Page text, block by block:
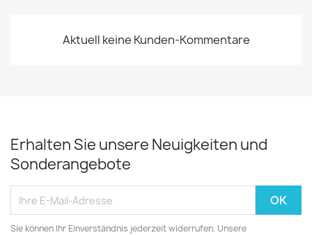
Aktuell keine Kunden-Kommentare
Erhalten Sie unsere Neuigkeiten und
Sonderangebote
Sie können Ihr Einverständnis jederzeit widerrufen. Unsere